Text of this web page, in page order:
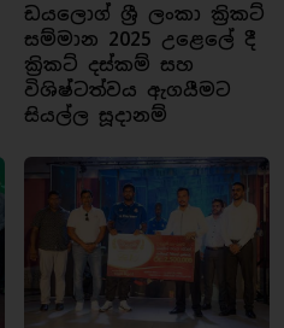
ඩයලොග් ශ්‍රී ලංකා ක්‍රිකට්
සම්මාන 2025 උළෙලේ දී
ක්‍රිකට් දස්කම් සහ
විශිෂ්ටත්වය ඇගයීමට
සියල්ල සූදානම්